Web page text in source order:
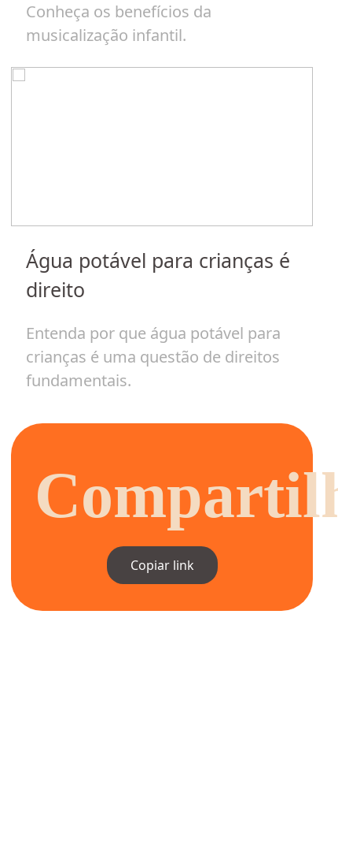
Conheça os benefícios da
musicalização infantil.
Água potável para crianças é
direito
Entenda por que água potável para
crianças é uma questão de direitos
fundamentais.
Copiar link